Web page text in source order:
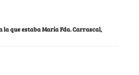
la que estaba María Fda. Carrascal,